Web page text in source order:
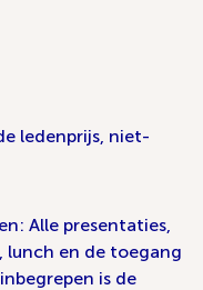
ledenprijs, niet-
Alle presentaties,
lunch en de toegang
is de